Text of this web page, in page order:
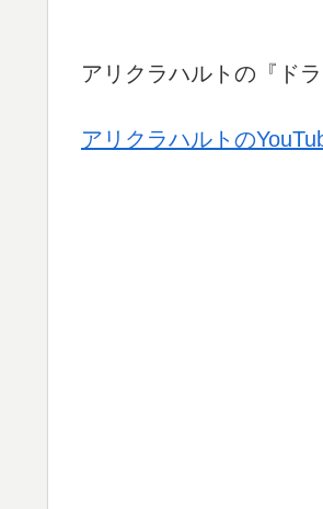
アリクラハルトの『ド
アリクラハルトの